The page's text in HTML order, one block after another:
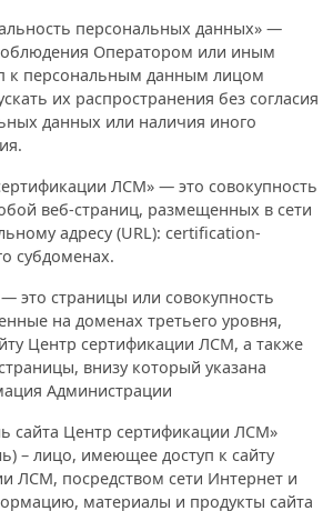
персональных данных» —
Оператором или иным
к персональным данным лицом
их распространения без согласия
данных или наличия иного
ЛСМ» — это совокупность
веб-страниц, размещенных в сети
адресу (URL): certification-
субдоменах.
это страницы или совокупность
на доменах третьего уровня,
Центр сертификации ЛСМ, а также
внизу который указана
Администрации
сайта Центр сертификации ЛСМ»
– лицо, имеющее доступ к сайту
ЛСМ, посредством сети Интернет и
материалы и продукты сайта